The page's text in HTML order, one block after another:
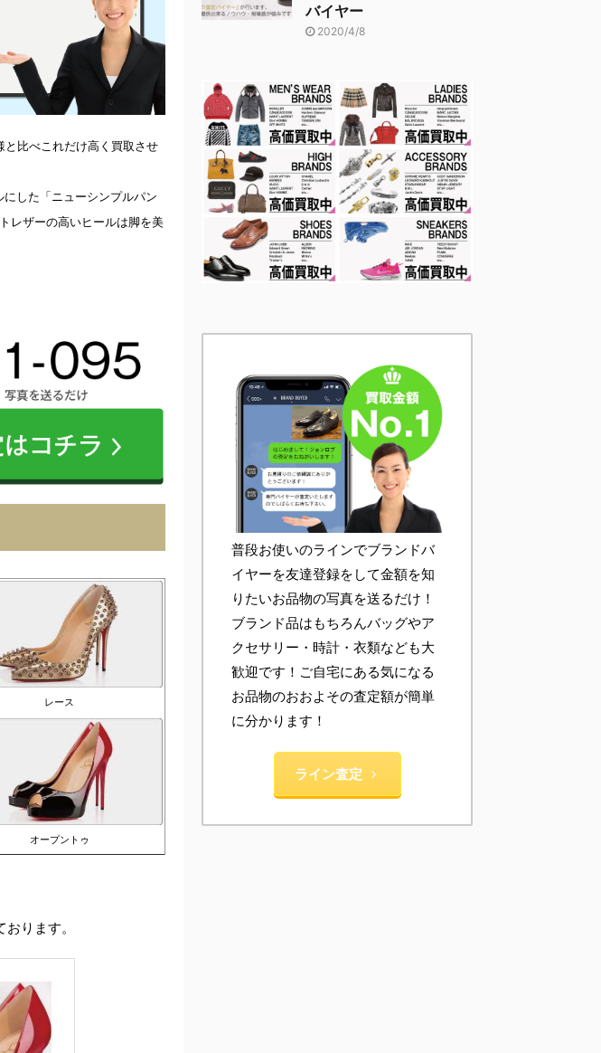
比べこれだけ高く買取させ
した「ニューシンプルパン
レザーの高いヒールは脚を美
レース
オープントゥ
ります。
バイヤー
2020/4/8
普段お使いのラインでブランドバ
イヤーを友達登録をして金額を知
りたいお品物の写真を送るだけ！
ブランド品はもちろんバッグやア
クセサリー・時計・衣類なども大
歓迎です！ご自宅にある気になる
お品物のおおよその査定額が簡単
に分かります！
ライン査定